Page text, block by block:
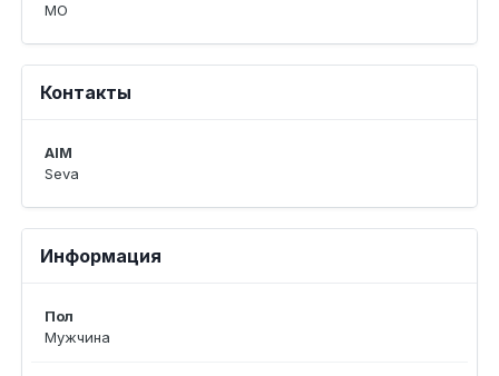
МО
Контакты
AIM
Seva
Информация
Пол
Мужчина